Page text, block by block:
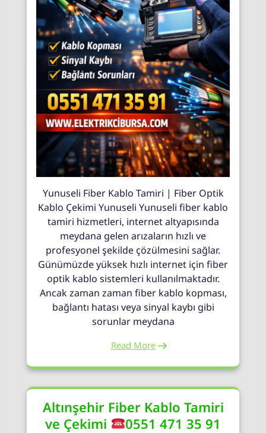
Yunuseli Fiber Kablo Tamiri | Fiber Optik
Kablo Çekimi Yunuseli Yunuseli fiber kablo
tamiri hizmetleri, internet altyapısında
meydana gelen arızaların hızlı ve
profesyonel şekilde çözülmesini sağlar.
Günümüzde yüksek hızlı internet için fiber
optik kablo sistemleri kullanılmaktadır.
Ancak zaman zaman fiber kablo kopması,
bağlantı hatası veya sinyal kaybı gibi
sorunlar meydana
Read More
Altınşehir Fiber Kablo Tamiri
ve Çekimi
0551 471 35 91